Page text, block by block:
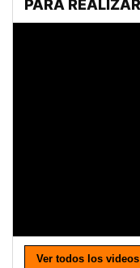
Ver todos los videos